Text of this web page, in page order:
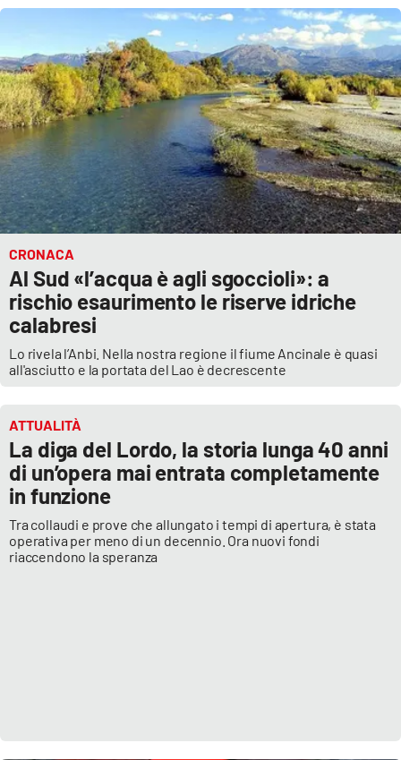
CRONACA
Al Sud «l’acqua è agli sgoccioli»: a
rischio esaurimento le riserve idriche
calabresi
Lo rivela l’Anbi. Nella nostra regione il fiume Ancinale è quasi
all'asciutto e la portata del Lao è decrescente
ATTUALITÀ
La diga del Lordo, la storia lunga 40 anni
di un’opera mai entrata completamente
in funzione
Tra collaudi e prove che allungato i tempi di apertura, è stata
operativa per meno di un decennio. Ora nuovi fondi
riaccendono la speranza